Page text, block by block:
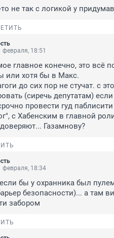
не так с логикой у
февраля, 18:51
главное конечно, это всё
или хотя бы в Макс.
до сих пор не стучат. с
(сиречь депутатам)
провести гуд
с Хабенским в главной
Газамнову?
февраля, 18:34
бы у охранника был
безопасности)... а там
забором